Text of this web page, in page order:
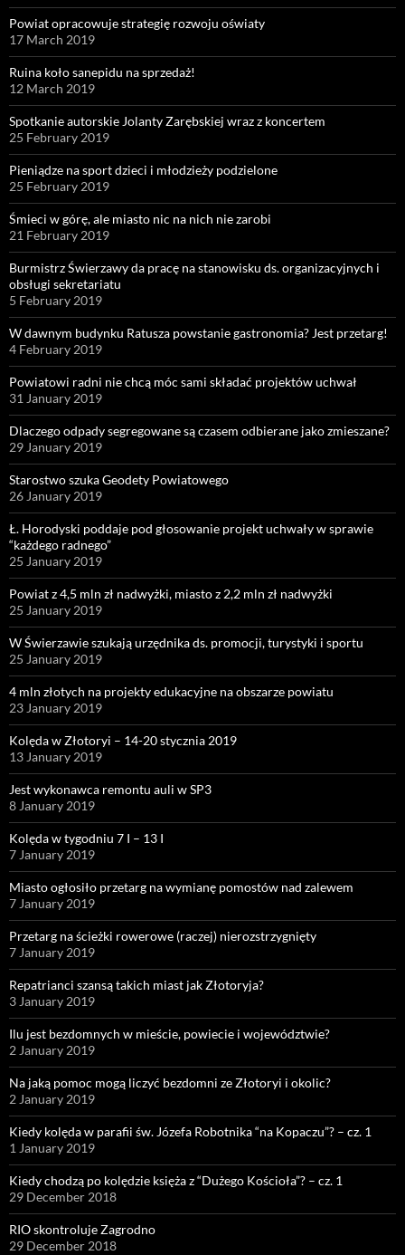
Powiat opracowuje strategię rozwoju oświaty
17 March 2019
Ruina koło sanepidu na sprzedaż!
12 March 2019
Spotkanie autorskie Jolanty Zarębskiej wraz z koncertem
25 February 2019
Pieniądze na sport dzieci i młodzieży podzielone
25 February 2019
Śmieci w górę, ale miasto nic na nich nie zarobi
21 February 2019
Burmistrz Świerzawy da pracę na stanowisku ds. organizacyjnych i
obsługi sekretariatu
5 February 2019
W dawnym budynku Ratusza powstanie gastronomia? Jest przetarg!
4 February 2019
Powiatowi radni nie chcą móc sami składać projektów uchwał
31 January 2019
Dlaczego odpady segregowane są czasem odbierane jako zmieszane?
29 January 2019
Starostwo szuka Geodety Powiatowego
26 January 2019
Ł. Horodyski poddaje pod głosowanie projekt uchwały w sprawie
“każdego radnego”
25 January 2019
Powiat z 4,5 mln zł nadwyżki, miasto z 2,2 mln zł nadwyżki
25 January 2019
W Świerzawie szukają urzędnika ds. promocji, turystyki i sportu
25 January 2019
4 mln złotych na projekty edukacyjne na obszarze powiatu
23 January 2019
Kolęda w Złotoryi – 14-20 stycznia 2019
13 January 2019
Jest wykonawca remontu auli w SP3
8 January 2019
Kolęda w tygodniu 7 I – 13 I
7 January 2019
Miasto ogłosiło przetarg na wymianę pomostów nad zalewem
7 January 2019
Przetarg na ścieżki rowerowe (raczej) nierozstrzygnięty
7 January 2019
Repatrianci szansą takich miast jak Złotoryja?
3 January 2019
Ilu jest bezdomnych w mieście, powiecie i województwie?
2 January 2019
Na jaką pomoc mogą liczyć bezdomni ze Złotoryi i okolic?
2 January 2019
Kiedy kolęda w parafii św. Józefa Robotnika “na Kopaczu”? – cz. 1
1 January 2019
Kiedy chodzą po kolędzie księża z “Dużego Kościoła”? – cz. 1
29 December 2018
RIO skontroluje Zagrodno
29 December 2018